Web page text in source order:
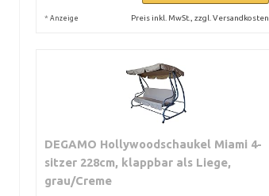
* Anzeige Preis inkl. MwSt., zzgl. Versandkosten
DEGAMO Hollywoodschaukel Miami 4-
sitzer 228cm, klappbar als Liege,
grau/Creme